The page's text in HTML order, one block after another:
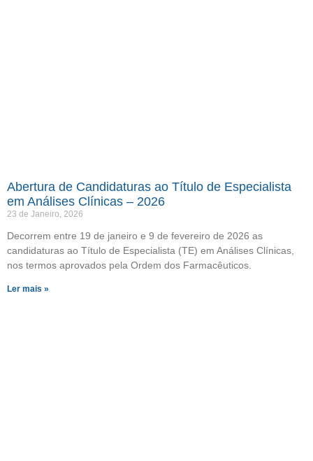
Abertura de Candidaturas ao Título de Especialista
em Análises Clínicas – 2026
23 de Janeiro, 2026
Decorrem entre 19 de janeiro e 9 de fevereiro de 2026 as
candidaturas ao Título de Especialista (TE) em Análises Clínicas,
nos termos aprovados pela Ordem dos Farmacêuticos.
Ler mais »